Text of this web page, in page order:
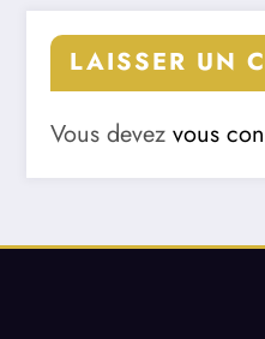
LAISSER UN
Vous devez vous